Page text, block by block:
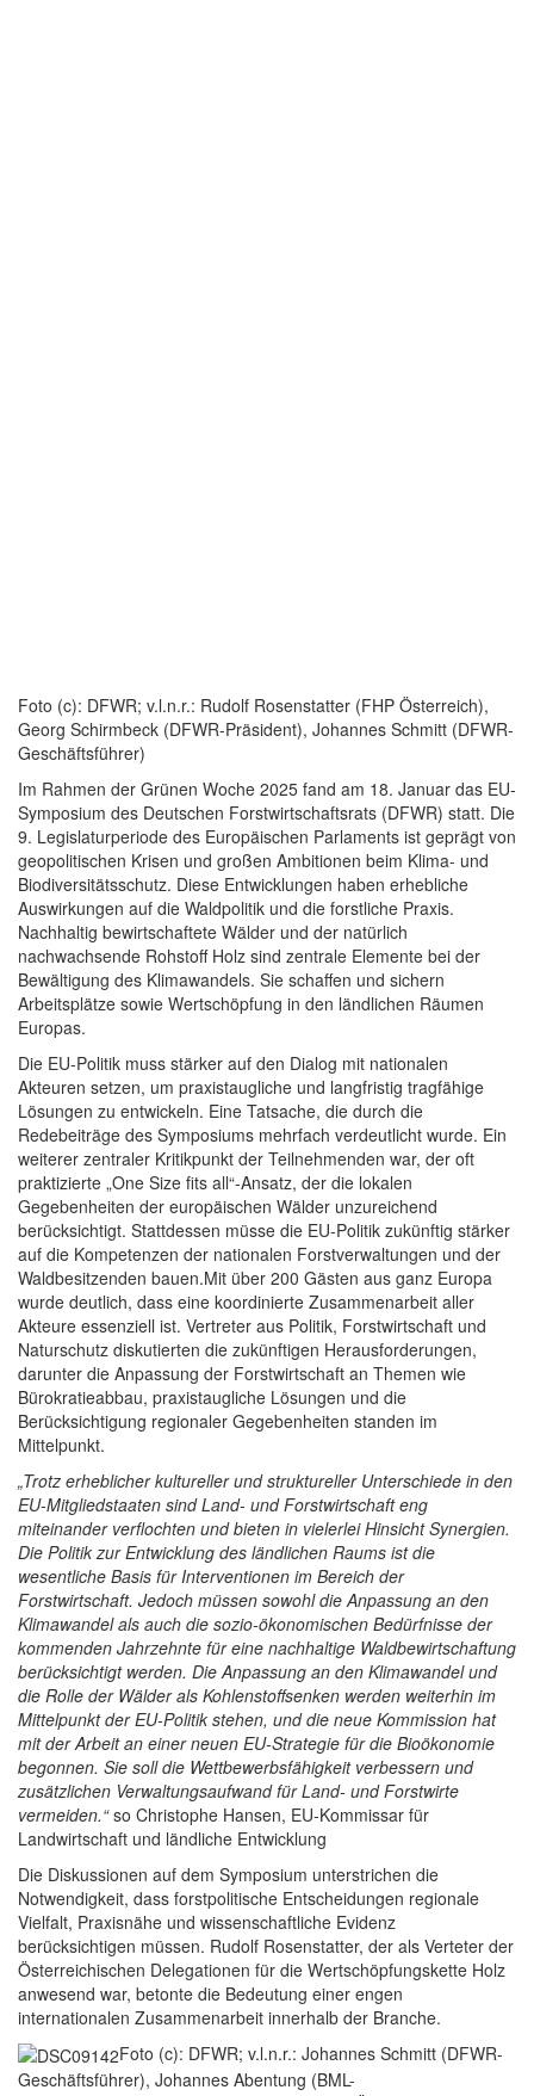
Foto (c): DFWR; v.l.n.r.: Rudolf Rosenstatter (FHP Österreich),
Georg Schirmbeck (DFWR-Präsident), Johannes Schmitt (DFWR-
Geschäftsführer)
Im Rahmen der Grünen Woche 2025 fand am 18. Januar das EU-
Symposium des Deutschen Forstwirtschaftsrats (DFWR) statt. Die
9. Legislaturperiode des Europäischen Parlaments ist geprägt von
geopolitischen Krisen und großen Ambitionen beim Klima- und
Biodiversitätsschutz. Diese Entwicklungen haben erhebliche
Auswirkungen auf die Waldpolitik und die forstliche Praxis.
Nachhaltig bewirtschaftete Wälder und der natürlich
nachwachsende Rohstoff Holz sind zentrale Elemente bei der
Bewältigung des Klimawandels. Sie schaffen und sichern
Arbeitsplätze sowie Wertschöpfung in den ländlichen Räumen
Europas.
Die EU-Politik muss stärker auf den Dialog mit nationalen
Akteuren setzen, um praxistaugliche und langfristig tragfähige
Lösungen zu entwickeln. Eine Tatsache, die durch die
Redebeiträge des Symposiums mehrfach verdeutlicht wurde. Ein
weiterer zentraler Kritikpunkt der Teilnehmenden war, der oft
praktizierte „One Size fits all“-Ansatz, der die lokalen
Gegebenheiten der europäischen Wälder unzureichend
berücksichtigt. Stattdessen müsse die EU-Politik zukünftig stärker
auf die Kompetenzen der nationalen Forstverwaltungen und der
Waldbesitzenden bauen.Mit über 200 Gästen aus ganz Europa
wurde deutlich, dass eine koordinierte Zusammenarbeit aller
Akteure essenziell ist. Vertreter aus Politik, Forstwirtschaft und
Naturschutz diskutierten die zukünftigen Herausforderungen,
darunter die Anpassung der Forstwirtschaft an Themen wie
Bürokratieabbau, praxistaugliche Lösungen und die
Berücksichtigung regionaler Gegebenheiten standen im
Mittelpunkt.
„Trotz erheblicher kultureller und struktureller Unterschiede in den
EU-Mitgliedstaaten sind Land- und Forstwirtschaft eng
miteinander verflochten und bieten in vielerlei Hinsicht Synergien.
Die Politik zur Entwicklung des ländlichen Raums ist die
wesentliche Basis für Interventionen im Bereich der
Forstwirtschaft. Jedoch müssen sowohl die Anpassung an den
Klimawandel als auch die sozio-ökonomischen Bedürfnisse der
kommenden Jahrzehnte für eine nachhaltige Waldbewirtschaftung
berücksichtigt werden. Die Anpassung an den Klimawandel und
die Rolle der Wälder als Kohlenstoffsenken werden weiterhin im
Mittelpunkt der EU-Politik stehen, und die neue Kommission hat
mit der Arbeit an einer neuen EU-Strategie für die Bioökonomie
begonnen. Sie soll die Wettbewerbsfähigkeit verbessern und
zusätzlichen Verwaltungsaufwand für Land- und Forstwirte
vermeiden.“so Christophe Hansen, EU-Kommissar für
Landwirtschaft und ländliche Entwicklung
Die Diskussionen auf dem Symposium unterstrichen die
Notwendigkeit, dass forstpolitische Entscheidungen regionale
Vielfalt, Praxisnähe und wissenschaftliche Evidenz
berücksichtigen müssen. Rudolf Rosenstatter, der als Verteter der
Österreichischen Delegationen für die Wertschöpfungskette Holz
anwesend war, betonte die Bedeutung einer engen
internationalen Zusammenarbeit innerhalb der Branche.
Foto (c): DFWR; v.l.n.r.: Johannes Schmitt (DFWR-
Geschäftsführer), Johannes Abentung (BML-